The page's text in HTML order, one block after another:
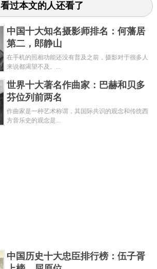
看过本文的人还看了
中国十大知名摄影师排名：何藩居
第二，郎静山
在手机的照相功能还没有普及之前，摄影对于很多人
来说都渴望不及。...
世界十大著名作曲家：巴赫和贝多
芬位列前两名
作曲家是一种艺术称谓，其国际共识的观念和传统西
方音乐史的观念是...
中国历史十大忠臣排行榜：伍子胥